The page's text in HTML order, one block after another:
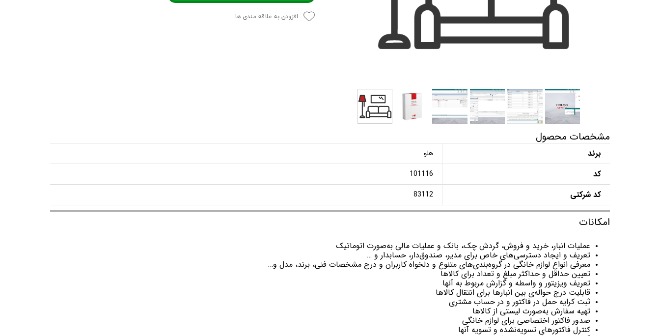
افزودن به علاقه مندی ها
مشخصات محصول
برند هلو
کد 101116
کد شرکتی 83112
امکانات
عملیات انبار، خرید و فروش، گردش چک، بانک و عملیات مالی به‌صورت اتوماتیک
تعریف و ایجاد دسترسی‌های خاص برای مدیر، صندوق‌دار، حسابدار و …
معرفی انواع لوازم خانگی در گروه‌بندی‌های متنوع و دلخواه کاربران و درج مشخصات فنی، برند، مدل و…
تعیین حداقل و حداکثر مبلغ و تعداد برای کالاها
تعریف ویزیتور و واسطه و گزارش مربوط به آنها
قابلیت درج حواله‌ی بین انبارها برای انتقال کالاها
ثبت کرایه حمل در فاکتور و در حساب مشتری
تهیه سفارش به‌صورت لیستی از کالاها
صدور فاکتور اختصاصی برای لوازم خانگی
کنترل فاکتورهای تسویه‌نشده و تسویه آنها